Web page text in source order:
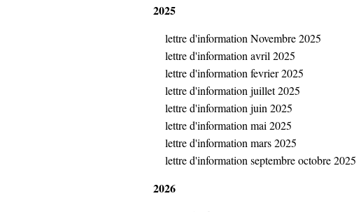
2025
lettre d'information Novembre 2025
lettre d'information avril 2025
lettre d'information fevrier 2025
lettre d'information juillet 2025
lettre d'information juin 2025
lettre d'information mai 2025
lettre d'information mars 2025
lettre d'information septembre octobre 2025
2026